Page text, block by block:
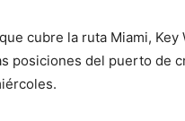
cubre la ruta Miami,
posiciones del puerto de